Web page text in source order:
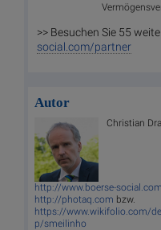
>> Besuchen Sie 55
social.com/partner
Autor
Christian
http://www.boerse-social.com
http://photaq.com bzw.
https://www.wikifolio.com/
p/smeilinho